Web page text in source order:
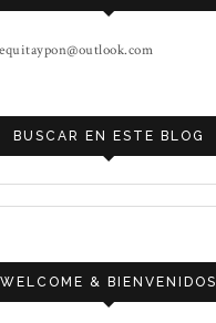
BUSCAR EN ESTE BLOG
WELCOME & BIENVENIDOS